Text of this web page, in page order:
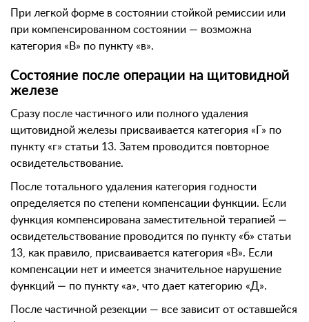
При легкой форме в состоянии стойкой ремиссии или
при компенсированном состоянии — возможна
категория «В» по пункту «в».
Состояние после операции на щитовидной
железе
Сразу после частичного или полного удаления
щитовидной железы присваивается категория «Г» по
пункту «г» статьи 13. Затем проводится повторное
освидетельствование.
После тотального удаления категория годности
определяется по степени компенсации функции. Если
функция компенсирована заместительной терапией —
освидетельствование проводится по пункту «б» статьи
13, как правило, присваивается категория «В». Если
компенсации нет и имеется значительное нарушение
функций — по пункту «а», что дает категорию «Д».
После частичной резекции — все зависит от оставшейся